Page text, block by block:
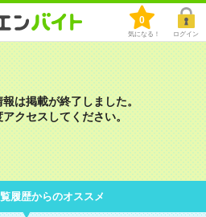
0
気になる！ ログイン
は掲載が終了しました。
クセスしてください。
履歴からのオススメ